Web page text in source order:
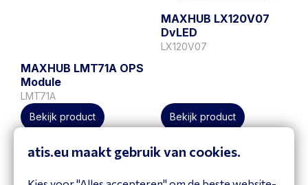
MAXHUB LMT71A OPS
Module
LMT71A
Bekijk product
MAXHUB LX120V07
DvLED
LX120V07
Bekijk product
atis.eu maakt gebruik van cookies.